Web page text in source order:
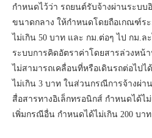
กำหนดไว้ว่า รถยนต์รับจ้างผ่านระบบ
ขนาดกลาง ให้กําหนดโดยถือเกณฑ์ระ
ไม่เกิน 50 บาท และ กม.ต่อๆ ไป กม.ล
ระบบการคิดอัตราค่าโดยสารล่วงหน้
ไม่สามารถเคลื่อนที่หรือเดินรถต่อไป
ไม่เกิน 3 บาท ในส่วนกรณีการจ้างผ่า
สื่อสารทางอิเล็กทรอนิกส์ กําหนดได้ไ
เพิ่มกรณีอื่น กําหนดได้ไม่เกิน 200 บาท